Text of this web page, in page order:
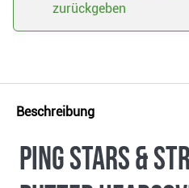
zurückgeben
Beschreibung
Ping Stars &